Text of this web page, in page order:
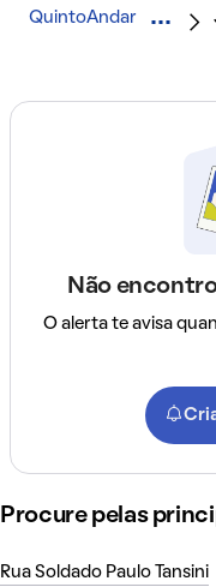
QuintoAndar
Não
O alerta te avisa
Procure pelas
Rua Soldado Paulo Tansini